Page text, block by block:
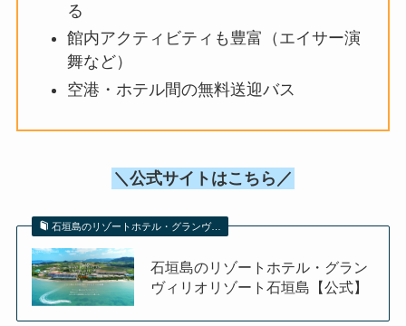
る
館内アクティビティも豊富（エイサー演
舞など）
空港・ホテル間の無料送迎バス
＼公式サイトはこちら／
石垣島のリゾートホテル・グランヴ…
石垣島のリゾートホテル・グラン
ヴィリオリゾート石垣島【公式】